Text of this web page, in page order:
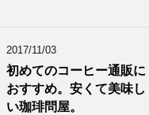
2017/11/03
初めてのコーヒー通販に
おすすめ。安くて美味し
い珈琲問屋。